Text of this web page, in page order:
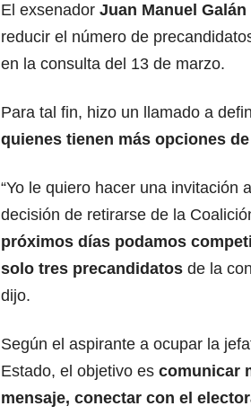
El exsenador Juan Manuel
reducir el número de
en la consulta del 13 de marzo.
Para tal fin, hizo un llamado a
quienes tienen más opciones de
“Yo le quiero hacer una invitación
decisión de retirarse de la
próximos días podamos
solo tres precandidatos de la
dijo.
Según el aspirante a ocupar la
Estado, el objetivo es comunicar
mensaje, conectar con el